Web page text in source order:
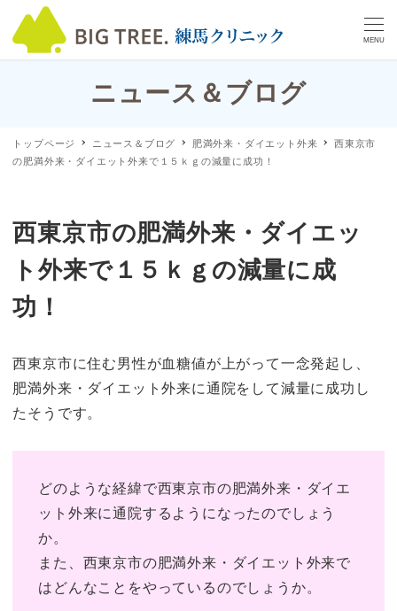
MENU
ニュース＆ブログ
トップページ ニュース＆ブログ 肥満外来・ダイエット外来
西東京市
の肥満外来・ダイエット外来で１５ｋｇの減量に成功！
西東京市の肥満外来・ダイエッ
ト外来で１５ｋｇの減量に成
功！
西東京市に住む男性が血糖値が上がって一念発起し、
肥満外来・ダイエット外来に通院をして減量に成功し
たそうです。
どのような経緯で西東京市の肥満外来・ダイエ
ット外来に通院するようになったのでしょう
か。
また、西東京市の肥満外来・ダイエット外来で
はどんなことをやっているのでしょうか。